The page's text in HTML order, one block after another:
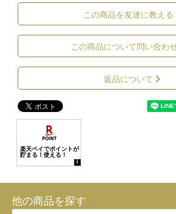
この商品を友達に教える
この商品について問い合わ
返品について
他の商品を探す